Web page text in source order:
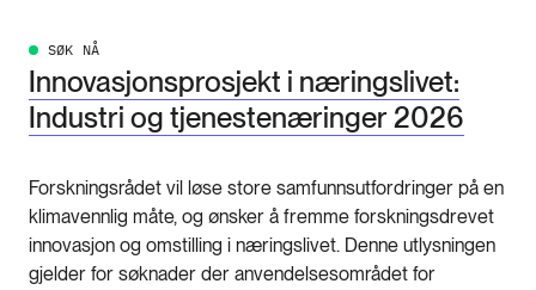
SØK NÅ
Innovasjonsprosjekt i næringslivet:
Industri og tjenestenæringer 2026
Forskningsrådet vil løse store samfunnsutfordringer på en
klimavennlig måte, og ønsker å fremme forskningsdrevet
innovasjon og omstilling i næringslivet. Denne utlysningen
gjelder for søknader der anvendelsesområdet for